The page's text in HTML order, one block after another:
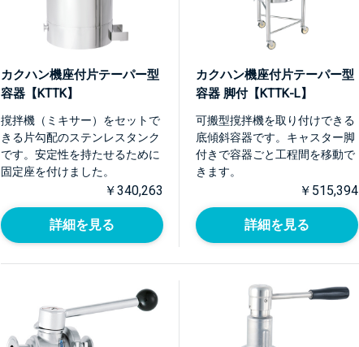
カクハン機座付片テーパー型
容器【KTTK】
撹拌機（ミキサー）をセットで
きる片勾配のステンレスタンク
です。安定性を持たせるために
固定座を付けました。
￥340,263
詳細を見る
カクハン機座付片テーパー型
容器 脚付【KTTK-L】
可搬型撹拌機を取り付けできる
底傾斜容器です。キャスター脚
付きで容器ごと工程間を移動で
きます。
￥515,394
詳細を見る